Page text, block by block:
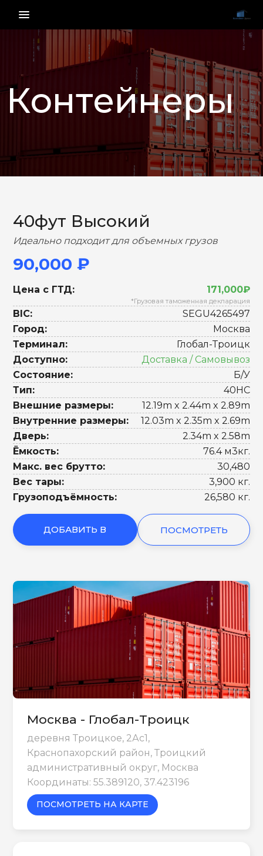
menu_vert
Контейнеры
НАЗАД ВПЕРЕД
40фут Высокий
Идеально подходит для объемных грузов
90,000 ₽
Цена с ГТД: 171,000₽
*Грузовая таможенная декларация
BIC:
SEGU4265497
Город:
Москва
Терминал:
Глобал-Троицк
Доступно:
Доставка / Самовывоз
Состояние:
Б/У
Тип:
40HC
Внешние размеры:
12.19m x 2.44m x 2.89m
Внутренние размеры:
12.03m x 2.35m x 2.69m
Дверь:
2.34m x 2.58m
Ёмкость:
76.4 м3кг.
Макс. вес брутто:
30,480
Вес тары:
3,900 кг.
Грузоподъёмность:
26,580 кг.
ДОБАВИТЬ В ПОСМОТРЕТЬ
Москва - Глобал-Троицк
деревня Троицкое, 2Ас1,
Краснопахорский район, Троицкий
административный округ, Москва
Координаты: 55.389120, 37.423196
ПОСМОТРЕТЬ НА КАРТЕ